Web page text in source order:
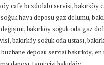
cafe buzdolabı servisi,bakırköy
soğuk hava deposu gaz dolumu,
,bakırköy soğuk oda gaz
,bakırköy soğuk oda ustası,
buzhane deposu servisi bakırköy,en